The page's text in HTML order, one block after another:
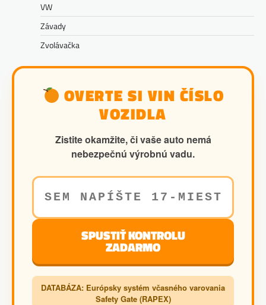
VW
Závady
Zvolávačka
OVERTE SI VIN ČÍSLO
VOZIDLA
Zistite okamžite, či vaše auto nemá
nebezpečnú výrobnú vadu.
SPUSTIŤ KONTROLU
ZADARMO
DATABÁZA: Európsky systém včasného varovania
Safety Gate (RAPEX)